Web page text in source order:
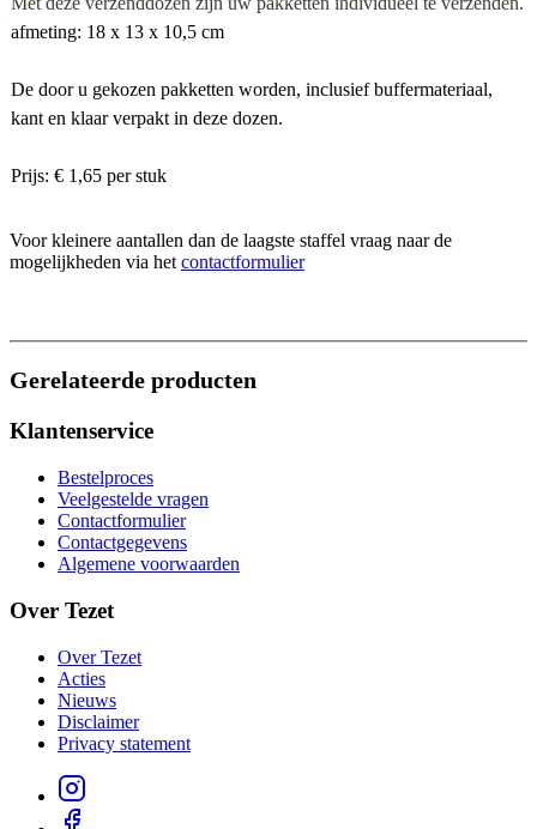
afmeting: 18 x 13 x 10,5 cm
De door u gekozen pakketten worden, inclusief buffermateriaal,
kant en klaar verpakt in deze dozen.
Prijs: € 1,65 per stuk
Voor kleinere aantallen dan de laagste staffel vraag naar de
mogelijkheden via hetcontactformulier
Gerelateerde producten
Klantenservice
Bestelproces
Veelgestelde vragen
Contactformulier
Contactgegevens
Algemene voorwaarden
Over Tezet
Over Tezet
Acties
Nieuws
Disclaimer
Privacy statement